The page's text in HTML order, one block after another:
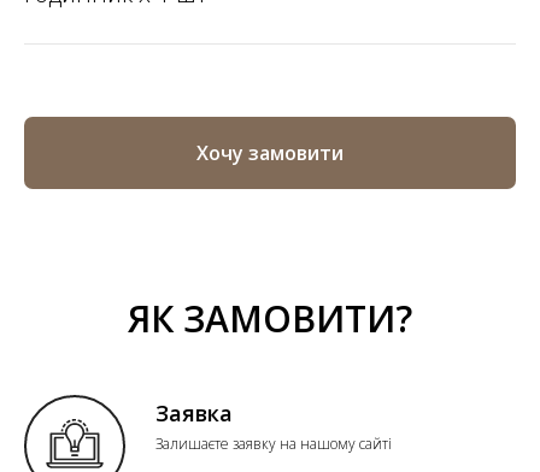
Хочу замовити
ЯК ЗАМОВИТИ?
Заявка
Залишаєте заявку на нашому сайті